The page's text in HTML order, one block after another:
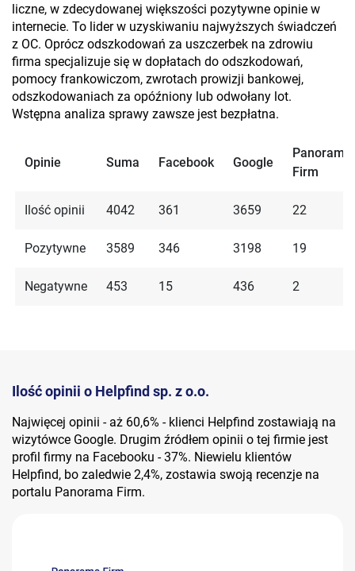
liczne, w zdecydowanej większości pozytywne opinie w
internecie. To lider w uzyskiwaniu najwyższych świadczeń
z OC. Oprócz odszkodowań za uszczerbek na zdrowiu
firma specjalizuje się w dopłatach do odszkodowań,
pomocy frankowiczom, zwrotach prowizji bankowej,
odszkodowaniach za opóźniony lub odwołany lot.
Wstępna analiza sprawy zawsze jest bezpłatna.
Opinie Suma Facebook Google
Panorama
Firm
Ilość opinii 4042 361 3659 22
Pozytywne 3589 346 3198 19
Negatywne 453 15 436 2
Ilość opinii o Helpfind sp. z o.o.
Najwięcej opinii - aż 60,6% - klienci Helpfind zostawiają na
wizytówce Google. Drugim źródłem opinii o tej firmie jest
profil firmy na Facebooku - 37%. Niewielu klientów
Helpfind, bo zaledwie 2,4%, zostawia swoją recenzje na
portalu Panorama Firm.